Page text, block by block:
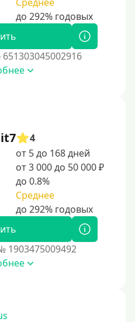
(Contact)
платежей (СБП)
4
от 5 до 168 дней
от 3 000 до 50 000 ₽
до 0.8%
Среднее
1903475009492